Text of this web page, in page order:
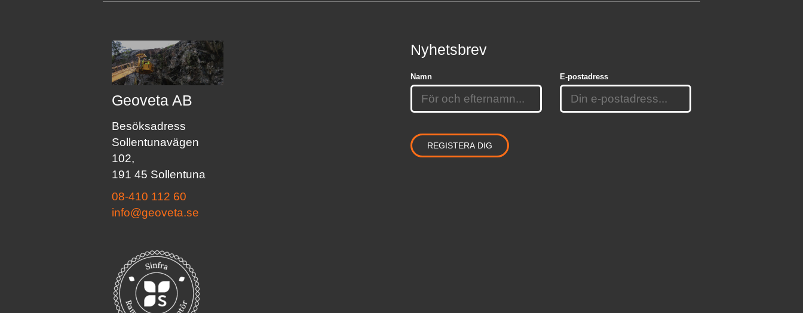
Geoveta AB
Besöksadress
Sollentunavägen
102,
191 45 Sollentuna
08-410 112 60
info@geoveta.se
Nyhetsbrev
Namn E-postadress